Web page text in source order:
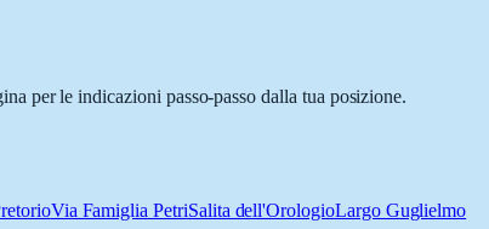
per le indicazioni passo-passo dalla tua posizione.
Via Famiglia PetriSalita dell'OrologioLargo Guglielmo